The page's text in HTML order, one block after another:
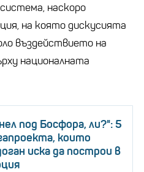
наскоро
на която дискусията
въздействието на
националната
под Босфора, ли?": 5
които
иска да построи в